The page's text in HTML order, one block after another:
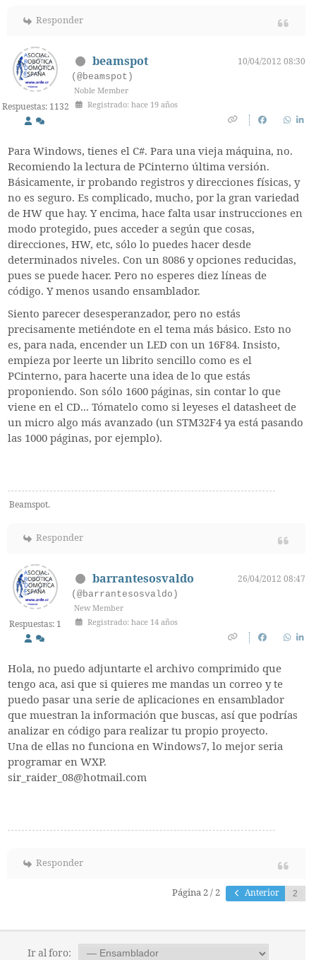
Responder
Respuestas: 1132
beamspot
10/04/2012 08:30
(@beamspot)
Noble Member
Registrado: hace 19 años
Para Windows, tienes el C#. Para una vieja máquina, no.
Recomiendo la lectura de PCinterno última versión.
Básicamente, ir probando registros y direcciones físicas, y
no es seguro. Es complicado, mucho, por la gran variedad
de HW que hay. Y encima, hace falta usar instrucciones en
modo protegido, pues acceder a según que cosas,
direcciones, HW, etc, sólo lo puedes hacer desde
determinados niveles. Con un 8086 y opciones reducidas,
pues se puede hacer. Pero no esperes diez líneas de
código. Y menos usando ensamblador.
Siento parecer desesperanzador, pero no estás
precisamente metiéndote en el tema más básico. Esto no
es, para nada, encender un LED con un 16F84. Insisto,
empieza por leerte un librito sencillo como es el
PCinterno, para hacerte una idea de lo que estás
proponiendo. Son sólo 1600 páginas, sin contar lo que
viene en el CD... Tómatelo como si leyeses el datasheet de
un micro algo más avanzado (un STM32F4 ya está pasando
las 1000 páginas, por ejemplo).
Beamspot.
Responder
Respuestas: 1
barrantesosvaldo
26/04/2012 08:47
(@barrantesosvaldo)
New Member
Registrado: hace 14 años
Hola, no puedo adjuntarte el archivo comprimido que
tengo aca, asi que si quieres me mandas un correo y te
puedo pasar una serie de aplicaciones en ensamblador
que muestran la información que buscas, así que podrías
analizar en código para realizar tu propio proyecto.
Una de ellas no funciona en Windows7, lo mejor seria
programar en WXP.
sir_raider_08@hotmail.com
Responder
Página 2 / 2 Anterior
Ir al foro: